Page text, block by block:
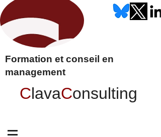
Formation et conseil en
management
ClavaConsulting